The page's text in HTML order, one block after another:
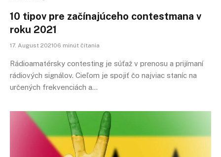
10 tipov pre začínajúceho contestmana v
roku 2021
17. August 202106 minút čítania
Rádioamatérsky contesting je súťaž v prenosu a prijímaní
rádiových signálov. Cieľom je spojiť čo najviac staníc na
určených frekvenciách a…